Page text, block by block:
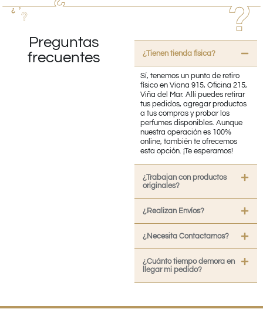
Preguntas
frecuentes
¿Tienen tienda fisica?
Sí, tenemos un punto de retiro
físico en Viana 915, Oficina 215,
Viña del Mar. Allí puedes retirar
tus pedidos, agregar productos
a tus compras y probar los
perfumes disponibles. Aunque
nuestra operación es 100%
online, también te ofrecemos
esta opción. ¡Te esperamos!
¿Trabajan con productos
originales?
¿Realizan Envíos?
¿Necesita Contactarnos?
¿Cuánto tiempo demora en
llegar mi pedido?